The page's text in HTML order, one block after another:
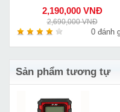
2,190,000 VNĐ
2,690,000 VNĐ
0 đánh
Sản phẩm tương tự